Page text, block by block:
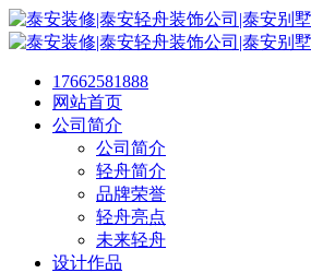
17662581888
网站首页
公司简介
公司简介
轻舟简介
品牌荣誉
轻舟亮点
未来轻舟
设计作品